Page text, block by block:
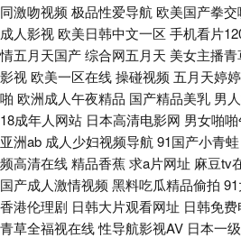
拍视频在线 日本韩国在线不卡视频 91超碰资
人天堂1999 91福利社免费视频 91黄色直播
拍制服另类 中文字幕人妻一区二区 91综合
视av 91熟女视频口 国产岳母理论9 人妻操操
即观看 国际自在自拍 豆花免费网站 91中文
同激吻视频 极品性爱导航 欧美国产拳交
成人影视 欧美日韩中文一区 手机看片
情五月天国产综合网五月天 美女主播青
影视 欧美一区在线操碰视频 五月天婷
啪 欧洲成人午夜精品 国产精品美乳 男
18成年人网站 日本高清电影网 男女啪
亚洲ab 成人少妇视频导航 91国产小青蛙
频高清在线精品香蕉求a片网址 麻豆tv
国产成人激情视频 黑料吃瓜精品偷拍
香港伦理剧 日韩大片观看网址 日韩免
青草全福视在线性导航影视AV 日本一